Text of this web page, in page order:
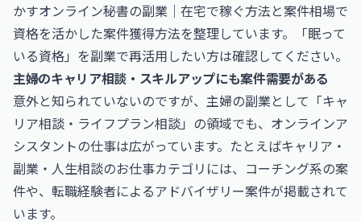
かすオンライン秘書の副業｜在宅で稼ぐ方法と案件相場で
資格を活かした案件獲得方法を整理しています。「眠って
いる資格」を副業で再活用したい方は確認してください。
主婦のキャリア相談・スキルアップにも案件需要がある
意外と知られていないのですが、主婦の副業として「キャ
リア相談・ライフプラン相談」の領域でも、オンラインア
シスタントの仕事は広がっています。たとえばキャリア・
副業・人生相談のお仕事カテゴリには、コーチング系の案
件や、転職経験者によるアドバイザリー案件が掲載されて
います。